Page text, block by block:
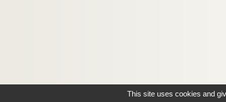
This site uses cookies and